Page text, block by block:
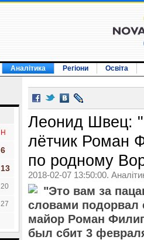
Аналітика Регіони Освіта
Н
6
13
20
27
Леонид Швец:
лётчик Роман
по родному
2018-02-07 13:50:00.
"Это вам за
словами подорвал
майор Роман
был сбит 3